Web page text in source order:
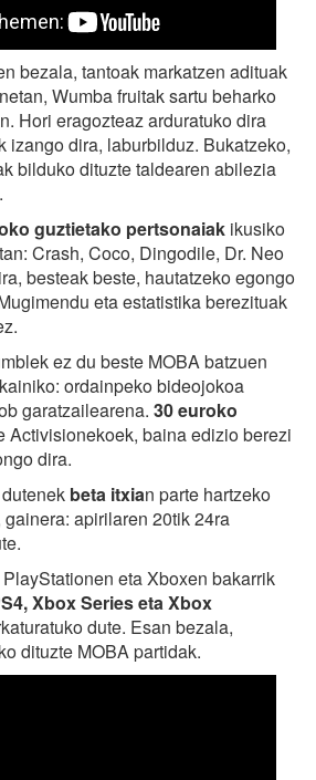
bezala, tantoak markatzen adituak
Wumba fruitak sartu beharko
Hori eragozteaz arduratuko dira
izango dira, laburbilduz. Bukatzeko,
bilduko dituzte taldearen abilezia
guztietako pertsonaiak ikusiko
Crash, Coco, Dingodile, Dr. Neo
besteak beste, hautatzeko egongo
eta estatistika berezituak
ez du beste MOBA batzuen
ordainpeko bideojokoa
garatzailearena. 30 euroko
Activisionekoek, baina edizio berezi
dira.
beta itxian parte hartzeko
apirilaren 20tik 24ra
eta Xboxen bakarrik
Xbox Series eta Xbox
dute. Esan bezala,
dituzte MOBA partidak.